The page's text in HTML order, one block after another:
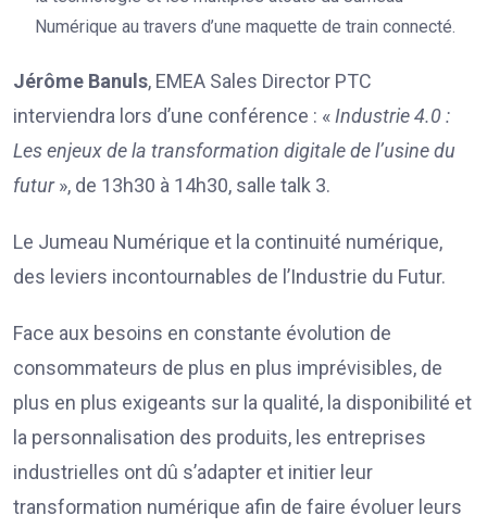
Numérique au travers d’une maquette de train connecté.
Jérôme Banuls, EMEA Sales Director PTC
interviendra lors d’une conférence : « Industrie 4.0 :
Les enjeux de la transformation digitale de l’usine du
futur», de 13h30 à 14h30, salle talk 3.
Le Jumeau Numérique et la continuité numérique,
des leviers incontournables de l’Industrie du Futur.
Face aux besoins en constante évolution de
consommateurs de plus en plus imprévisibles, de
plus en plus exigeants sur la qualité, la disponibilité et
la personnalisation des produits, les entreprises
industrielles ont dû s’adapter et initier leur
transformation numérique afin de faire évoluer leurs